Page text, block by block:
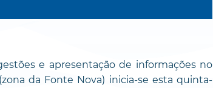
e apresentação de informações no
da Fonte Nova) inicia-se esta quinta-